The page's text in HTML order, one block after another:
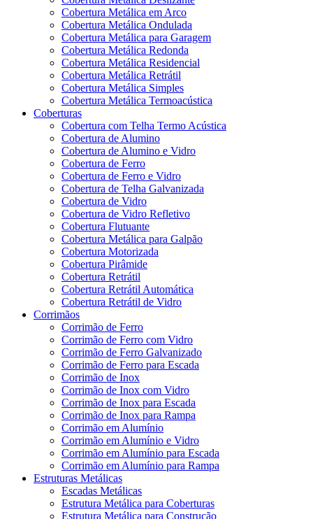
Cobertura Metálica em Arco
Cobertura Metálica Ondulada
Cobertura Metálica para Garagem
Cobertura Metálica Redonda
Cobertura Metálica Residencial
Cobertura Metálica Retrátil
Cobertura Metálica Simples
Cobertura Metálica Termoacústica
Coberturas
Cobertura com Telha Termo Acústica
Cobertura de Alumino
Cobertura de Alumino e Vidro
Cobertura de Ferro
Cobertura de Ferro e Vidro
Cobertura de Telha Galvanizada
Cobertura de Vidro
Cobertura de Vidro Refletivo
Cobertura Flutuante
Cobertura Metálica para Galpão
Cobertura Motorizada
Cobertura Pirâmide
Cobertura Retrátil
Cobertura Retrátil Automática
Cobertura Retrátil de Vidro
Corrimãos
Corrimão de Ferro
Corrimão de Ferro com Vidro
Corrimão de Ferro Galvanizado
Corrimão de Ferro para Escada
Corrimão de Inox
Corrimão de Inox com Vidro
Corrimão de Inox para Escada
Corrimão de Inox para Rampa
Corrimão em Alumínio
Corrimão em Alumínio e Vidro
Corrimão em Alumínio para Escada
Corrimão em Alumínio para Rampa
Estruturas Metálicas
Escadas Metálicas
Estrutura Metálica para Coberturas
Estrutura Metálica para Construção